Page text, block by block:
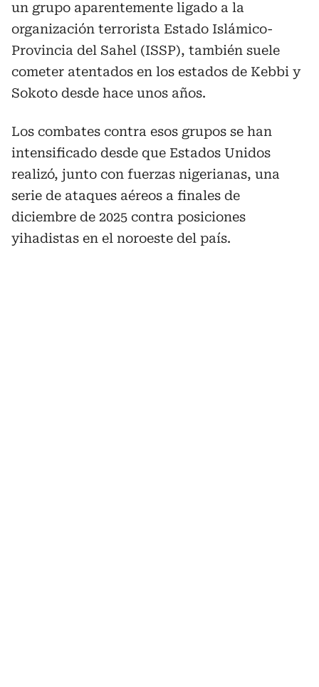
un grupo aparentemente ligado a la
organización terrorista Estado Islámico-
Provincia del Sahel (ISSP), también suele
cometer atentados en los estados de Kebbi y
Sokoto desde hace unos años.
Los combates contra esos grupos se han
intensificado desde que Estados Unidos
realizó, junto con fuerzas nigerianas, una
serie de ataques aéreos a finales de
diciembre de 2025 contra posiciones
yihadistas en el noroeste del país.